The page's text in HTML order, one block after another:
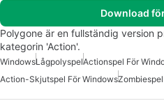
Download
Polygone är en fullständig version
kategorin 'Action'.
WindowsLågpolyspelActionspel För
Action-Skjutspel För Windows